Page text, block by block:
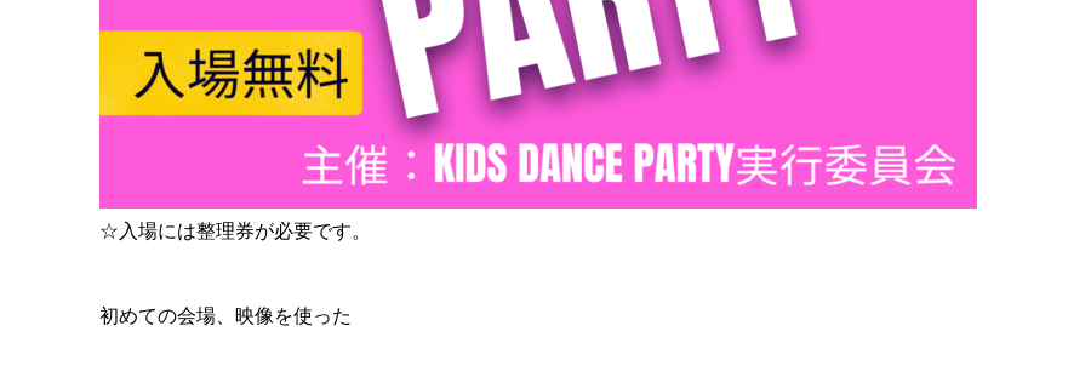
☆入場には整理券が必要です。
初めての会場、映像を使った